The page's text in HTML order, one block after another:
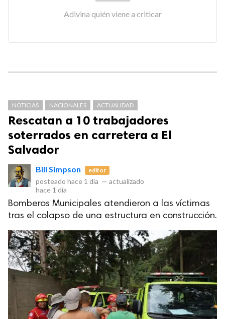
Adivina quién viene a criticar
NOTICIAS NACIONALES ACTUALIDAD
Rescatan a 10 trabajadores
soterrados en carretera a El
Salvador
Bill Simpson editor
posteado hace 1 día — actualizado
hace 1 día
Bomberos Municipales atendieron a las víctimas
tras el colapso de una estructura en construcción.